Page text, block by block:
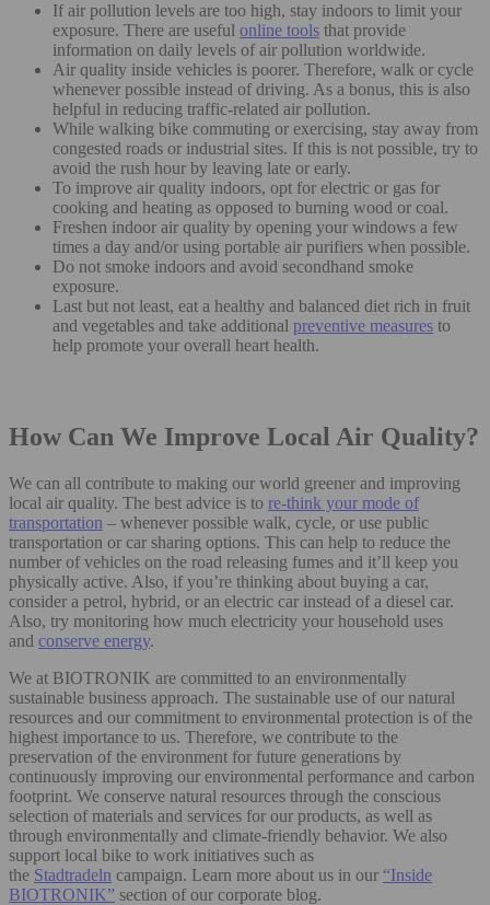
If air pollution levels are too high, stay indoors to limit your
exposure. There are useful online tools that provide
information on daily levels of air pollution worldwide.
Air quality inside vehicles is poorer. Therefore, walk or cycle
whenever possible instead of driving. As a bonus, this is also
helpful in reducing traffic-related air pollution.
While walking bike commuting or exercising, stay away from
congested roads or industrial sites. If this is not possible, try to
avoid the rush hour by leaving late or early.
To improve air quality indoors, opt for electric or gas for
cooking and heating as opposed to burning wood or coal.
Freshen indoor air quality by opening your windows a few
times a day and/or using portable air purifiers when possible.
Do not smoke indoors and avoid secondhand smoke
exposure.
Last but not least, eat a healthy and balanced diet rich in fruit
and vegetables and take additional preventive measures to
help promote your overall heart health.
How Can We Improve Local Air Quality?
We can all contribute to making our world greener and improving
local air quality. The best advice is to re-think your mode of
transportation – whenever possible walk, cycle, or use public
transportation or car sharing options. This can help to reduce the
number of vehicles on the road releasing fumes and it’ll keep you
physically active. Also, if you’re thinking about buying a car,
consider a petrol, hybrid, or an electric car instead of a diesel car.
Also, try monitoring how much electricity your household uses
and conserve energy.
We at BIOTRONIK are committed to an environmentally
sustainable business approach. The sustainable use of our natural
resources and our commitment to environmental protection is of the
highest importance to us. Therefore, we contribute to the
preservation of the environment for future generations by
continuously improving our environmental performance and carbon
footprint. We conserve natural resources through the conscious
selection of materials and services for our products, as well as
through environmentally and climate-friendly behavior. We also
support local bike to work initiatives such as
the Stadtradeln campaign. Learn more about us in our “Inside
BIOTRONIK” section of our corporate blog.